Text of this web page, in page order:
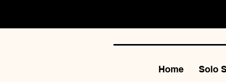
Home Solo